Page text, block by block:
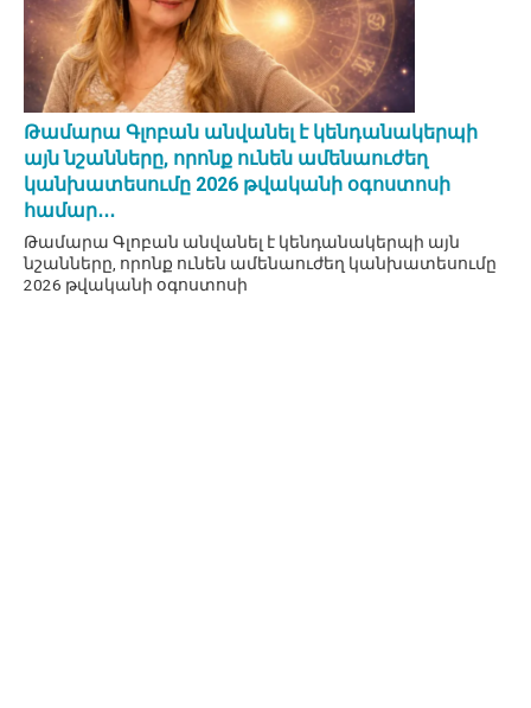
Թամարա Գլոբան անվանել է կենդանակերպի
այն նշանները, որոնք ունեն ամենաուժեղ
կանխատեսումը 2026 թվականի օգոստոսի
համար․․․
Թամարա Գլոբան անվանել է կենդանակերպի այն
նշանները, որոնք ունեն ամենաուժեղ կանխատեսումը
2026 թվականի օգոստոսի